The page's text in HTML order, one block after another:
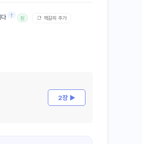
† 원 📑 책갈피 추가
2장 ▶